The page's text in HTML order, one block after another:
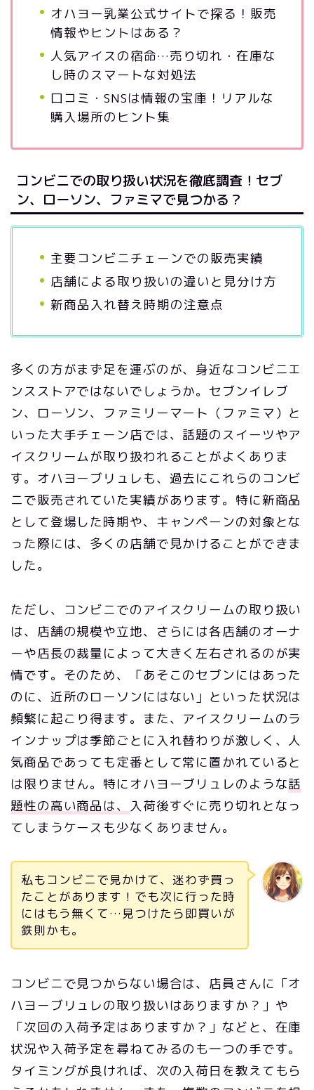
オハヨー乳業公式サイトで探る！販売
情報やヒントはある？
人気アイスの宿命…売り切れ・在庫な
し時のスマートな対処法
口コミ・SNSは情報の宝庫！リアルな
購入場所のヒント集
コンビニでの取り扱い状況を徹底調査！セブ
ン、ローソン、ファミマで見つかる？
主要コンビニチェーンでの販売実績
店舗による取り扱いの違いと見分け方
新商品入れ替え時期の注意点
多くの方がまず足を運ぶのが、身近なコンビニエ
ンスストアではないでしょうか。セブンイレブ
ン、ローソン、ファミリーマート（ファミマ）と
いった大手チェーン店では、話題のスイーツやア
イスクリームが取り扱われることがよくありま
す。オハヨーブリュレも、過去にこれらのコンビ
ニで販売されていた実績があります。特に新商品
として登場した時期や、キャンペーンの対象とな
った際には、多くの店舗で見かけることができま
した。
ただし、コンビニでのアイスクリームの取り扱い
は、店舗の規模や立地、さらには各店舗のオーナ
ーや店長の裁量によって大きく左右されるのが実
情です。そのため、「あそこのセブンにはあった
のに、近所のローソンにはない」といった状況は
頻繁に起こり得ます。また、アイスクリームのラ
インナップは季節ごとに入れ替わりが激しく、人
気商品であっても定番として常に置かれていると
は限りません。特にオハヨーブリュレのような話
題性の高い商品は、 入荷後すぐに売り切れとなっ
てしまうケースも少なくありません。
私もコンビニで見かけて、迷わず買っ
たことがあります！でも次に行った時
にはもう無くて…見つけたら即買いが
鉄則かも。
コンビニで見つからない場合は、店員さんに「オ
ハヨーブリュレの取り扱いはありますか？」や
「次回の入荷予定はありますか？」などと、在庫
状況や入荷予定を尋ねてみるのも一つの手です。
タイミングが良ければ、次の入荷日を教えてもら